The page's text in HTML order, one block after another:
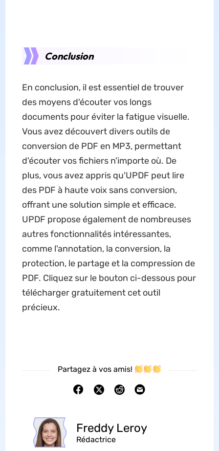
Conclusion
En conclusion, il est essentiel de trouver
des moyens d'écouter vos longs
documents pour éviter la fatigue visuelle.
Vous avez découvert divers outils de
conversion de PDF en MP3, permettant
d'écouter vos fichiers n'importe où. De
plus, vous avez appris qu'UPDF peut lire
des PDF à haute voix sans conversion,
offrant une solution simple et efficace.
UPDF propose également de nombreuses
autres fonctionnalités intéressantes,
comme l'annotation, la conversion, la
protection, le partage et la compression de
PDF. Cliquez sur le bouton ci-dessous pour
télécharger gratuitement cet outil
précieux.
Partagez à vos amis!
Freddy Leroy
Rédactrice